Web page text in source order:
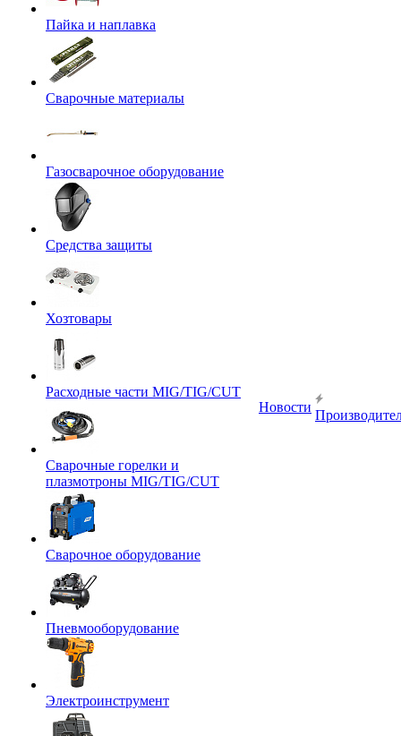
Пайка и наплавка
Сварочные материалы
Газосварочное оборудование
Средства защиты
Хозтовары
Расходные части MIG/TIG/CUT
Сварочные горелки и
плазмотроны MIG/TIG/CUT
Сварочное оборудование
Пневмооборудование
Электроинструмент
Новости